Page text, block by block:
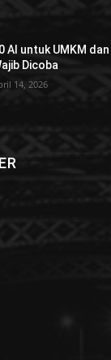
AI untuk UMKM
Dicoba
14, 2026